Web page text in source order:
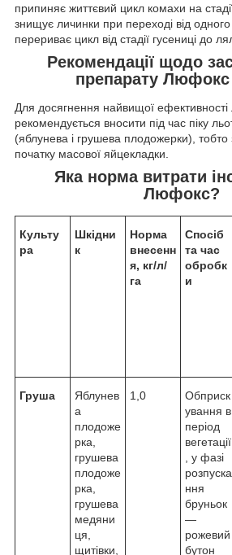
припиняє життєвий цикл комахи на
знищує личинки при переході від одного
перериває цикл від стадії гусениці до
Рекомендації щодо
препарату Люфокс
Для досягнення найвищої
рекомендується вносити під час піку
(яблунева і грушева плодожерки), тобто
початку масової яйцекладки.
Яка норма витрати
Люфокс?
Культу
ра
Шкідни
к
Норма
внесенн
я, кг/л/
га
Спосіб
та час
обробк
и
Груша
Яблунев
а
плодоже
рка,
грушева
плодоже
рка,
грушева
медяни
ця,
щитівки,
1,0
Обприск
ування в
період
вегетації
, у фазі
розпуска
ння
бруньок
—
рожевий
бутон